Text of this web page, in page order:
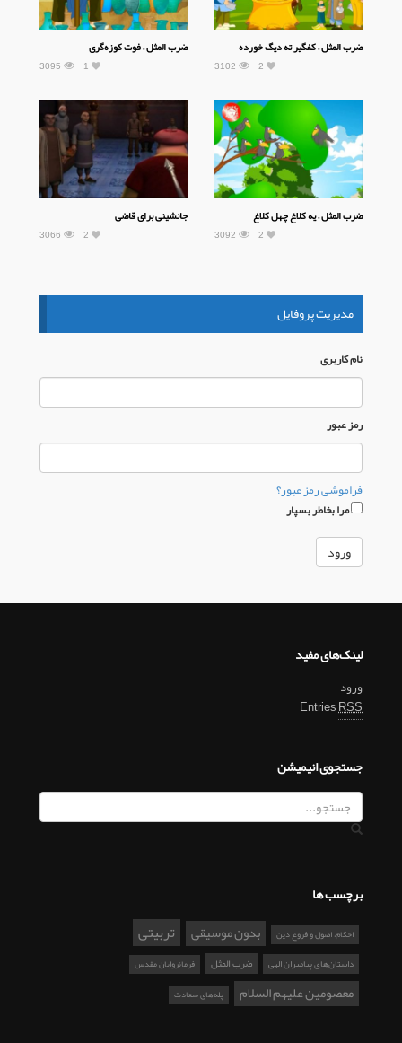
ضرب المثل – کفگیر ته دیگ خورده
3102 2
ضرب المثل – فوت کوزه‌گری
3095 1
ضرب المثل – یه کلاغ چهل کلاغ
3092 2
جانشینی برای قاضی
3066 2
مدیریت پروفایل
نام كاربری
رمز عبور
فراموشی رمز عبور؟
مرا بخاطر بسپار
لینک‌های مفید
ورود
EntriesRSS
جستجوی انیمیشن
برچسب ها
احکام، اصول و فروع دین بدون موسیقی تربیتی
داستان‌های پیامبران الهی ضرب المثل فرمانروایان مقدس
معصومین علیهم السلام پله‌های سعادت